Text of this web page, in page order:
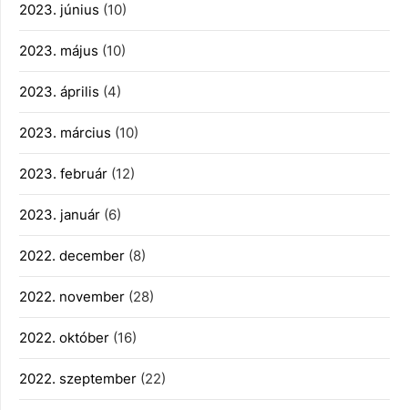
2023. június (10)
2023. május (10)
2023. április (4)
2023. március (10)
2023. február (12)
2023. január (6)
2022. december (8)
2022. november (28)
2022. október (16)
2022. szeptember (22)